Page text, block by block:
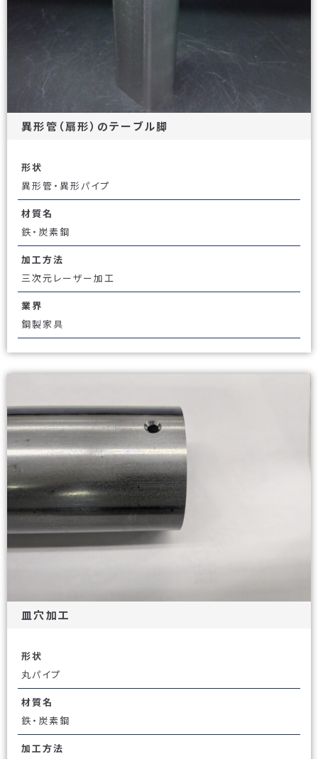
異形管（扇形）のテーブル脚
形状
異形管・異形パイプ
材質名
鉄・炭素鋼
加工方法
三次元レーザー加工
業界
鋼製家具
皿穴加工
形状
丸パイプ
材質名
鉄・炭素鋼
加工方法